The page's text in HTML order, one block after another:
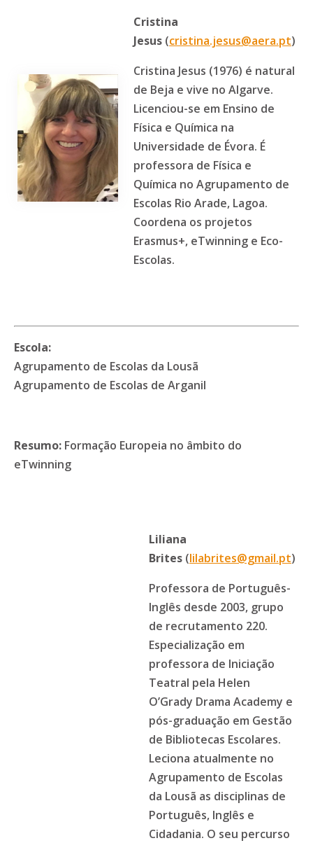
Cristina
Jesus (cristina.jesus@aera.pt)
Cristina Jesus (1976) é natural
de Beja e vive no Algarve.
Licenciou-se em Ensino de
Física e Química na
Universidade de Évora. É
professora de Física e
Química no Agrupamento de
Escolas Rio Arade, Lagoa.
Coordena os projetos
Erasmus+, eTwinning e Eco-
Escolas.
Escola:
Agrupamento de Escolas da Lousã
Agrupamento de Escolas de Arganil
Resumo: Formação Europeia no âmbito do
eTwinning
Liliana
Brites (lilabrites@gmail.pt)
Professora de Português-
Inglês desde 2003, grupo
de recrutamento 220.
Especialização em
professora de Iniciação
Teatral pela Helen
O’Grady Drama Academy e
pós-graduação em Gestão
de Bibliotecas Escolares.
Leciona atualmente no
Agrupamento de Escolas
da Lousã as disciplinas de
Português, Inglês e
Cidadania. O seu percurso